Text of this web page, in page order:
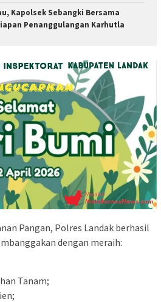
Kapolsek Sebangki Bersama
Penanggulangan Karhutla
Pangan, Polres Landak berhasil
dengan meraih:
Tanam;